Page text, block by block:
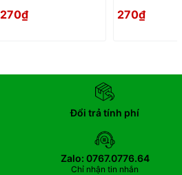
Dau Tron
270₫
Dau Tron
270₫
Đổi trả tính phí
Zalo: 0767.0776.64
Chỉ nhận tin nhắn